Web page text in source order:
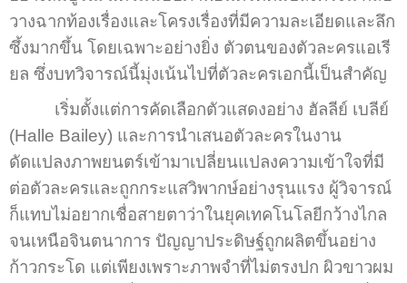
วางฉากท้องเรื่องและโครงเรื่องที่มีความละเอียดและลึก
ซึ้งมากขึ้น โดยเฉพาะอย่างยิ่ง ตัวตนของตัวละครแอเรี
ยล ซึ่งบทวิจารณ์นี้มุ่งเน้นไปที่ตัวละครเอกนี้เป็นสำคัญ
เริ่มตั้งแต่การคัดเลือกตัวแสดงอย่าง ฮัลลีย์ เบลีย์
(Halle Bailey) และการนำเสนอตัวละครในงาน
ดัดแปลงภาพยนตร์เข้ามาเปลี่ยนแปลงความเข้าใจที่มี
ต่อตัวละครและถูกกระแสวิพากษ์อย่างรุนแรง ผู้วิจารณ์
ก็แทบไม่อยากเชื่อสายตาว่าในยุคเทคโนโลยีกว้างไกล
จนเหนือจินตนาการ ปัญญาประดิษฐ์ถูกผลิตขึ้นอย่าง
ก้าวกระโด แต่เพียงเพราะภาพจำที่ไม่ตรงปก ผิวขาวผม